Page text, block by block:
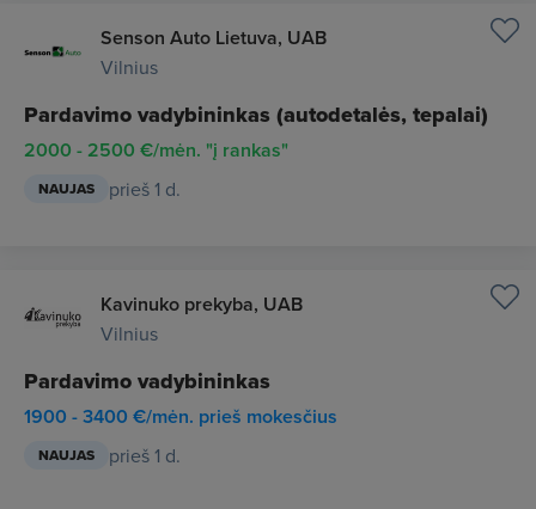
Senson Auto Lietuva, UAB
Vilnius
Pardavimo vadybininkas (autodetalės, tepalai)
2000 - 2500 €/mėn. "į rankas"
NAUJAS prieš 1 d.
Kavinuko prekyba, UAB
Vilnius
Pardavimo vadybininkas
1900 - 3400 €/mėn. prieš mokesčius
NAUJAS prieš 1 d.